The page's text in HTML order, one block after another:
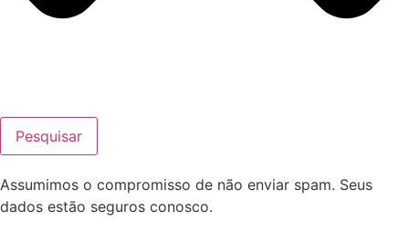
Pesquisar
Assumimos o compromisso de não enviar spam. Seus
dados estão seguros conosco.